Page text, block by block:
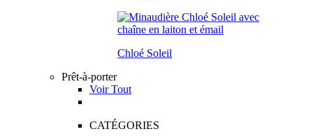
Chloé Soleil
Prêt-à-porter
Voir Tout
CATÉGORIES